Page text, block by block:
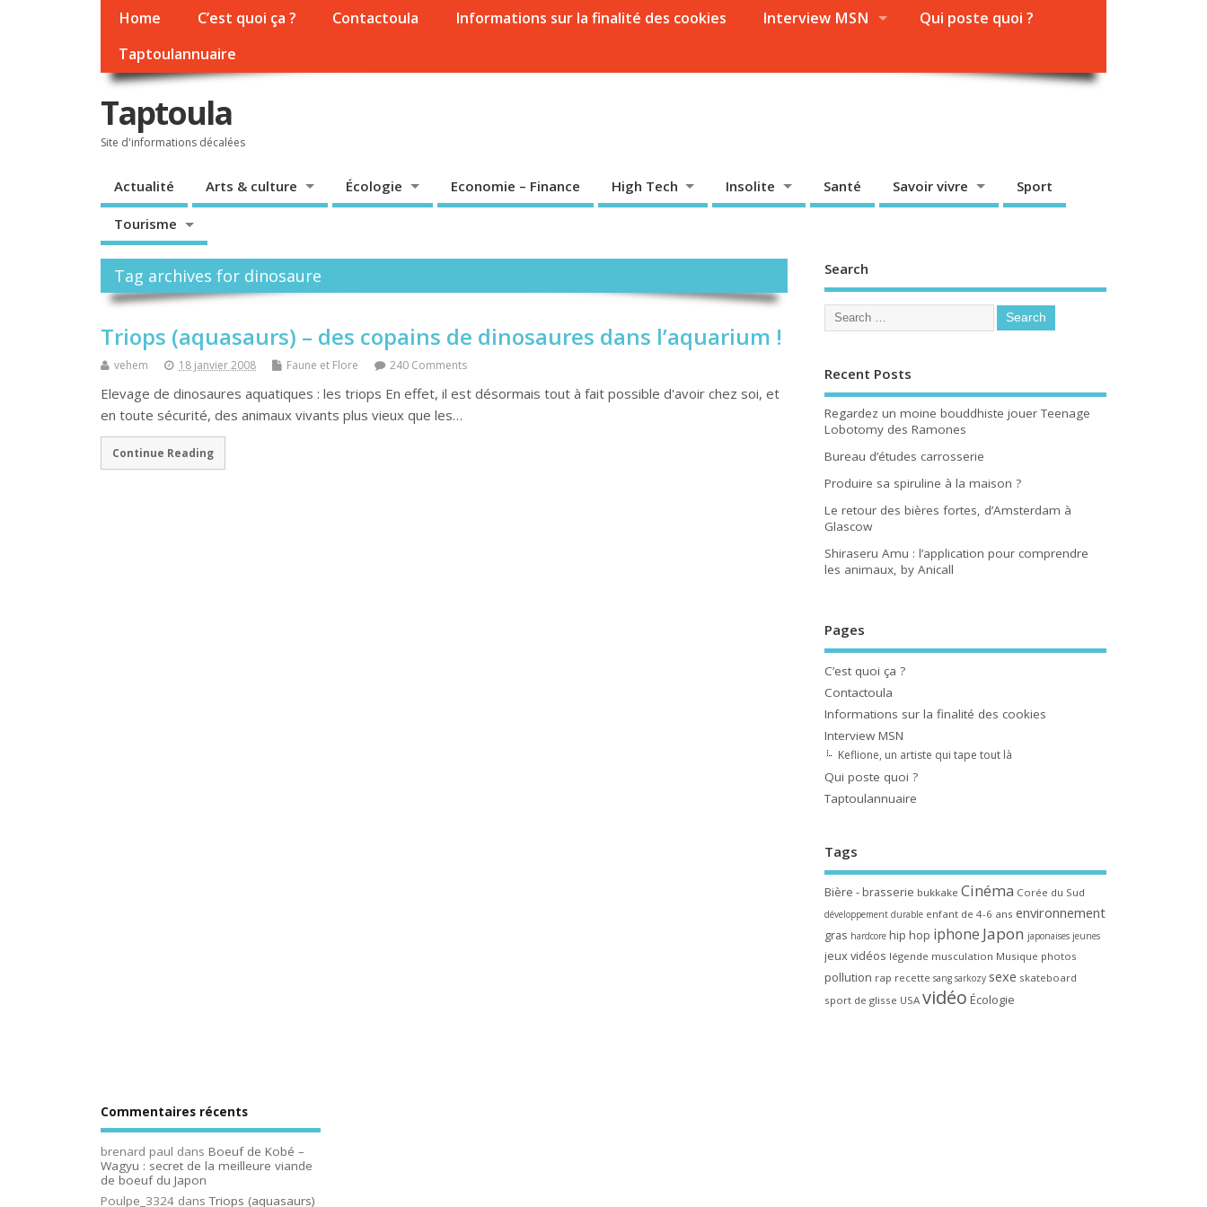
Home C’est quoi ça ? Contactoula Informations sur la finalité des cookies Interview MSN
Qui poste quoi ?
Taptoulannuaire
Taptoula
Site d'informations décalées
Actualité Arts & culture Écologie Economie – Finance High Tech Insolite Santé Savoir vivre Sport
Tourisme
Tag archives for dinosaure
Triops (aquasaurs) – des copains de dinosaures dans l’aquarium !
vehem 18 janvier 2008 Faune et Flore 240 Comments
Elevage de dinosaures aquatiques : les triops En effet, il est désormais tout à fait possible d'avoir chez soi, et
en toute sécurité, des animaux vivants plus vieux que les…
Continue Reading
Search
Recent Posts
Regardez un moine bouddhiste jouer Teenage
Lobotomy des Ramones
Bureau d’études carrosserie
Produire sa spiruline à la maison ?
Le retour des bières fortes, d’Amsterdam à
Glascow
Shiraseru Amu : l’application pour comprendre
les animaux, by Anicall
Pages
C’est quoi ça ?
Contactoula
Informations sur la finalité des cookies
Interview MSN
Keflione, un artiste qui tape tout là
Qui poste quoi ?
Taptoulannuaire
Tags
Bière - brasserie bukkake Cinéma Corée du Sud
développement durable enfant de 4-6 ans environnement
gras hardcore hip hop iphone Japon japonaises jeunes
jeux vidéos légende musculation Musique photos
pollution rap recette sang sarkozy sexe skateboard
sport de glisse USA vidéo Écologie
Commentaires récents
brenard paul dans Boeuf de Kobé –
Wagyu : secret de la meilleure viande
de boeuf du Japon
Poulpe_3324 dansTriops (aquasaurs)